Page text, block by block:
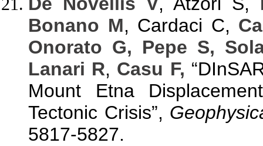
Bonano M, Cardaci C,
Onorato G, Pepe S,
Lanari R, Casu F,
Mount Etna
Tectonic Crisis”,
5817-5827.